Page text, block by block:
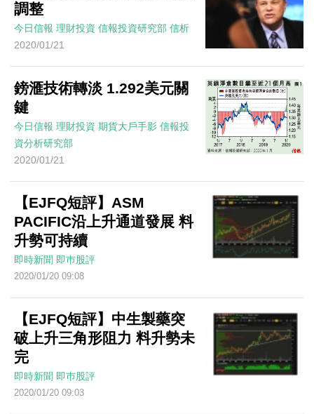
調整
今日信報 理財投資 信報投資研究部 信析
2020/01/21
鎊滙技術轉淡 1.292美元關
鍵
今日信報 理財投資 期貨大戶手影 信報投
資分析研究部
2020/01/21
【EJFQ短評】ASM
PACIFIC沿上升通道發展 料
升勢可持續
即時新聞 即巿股評
2020/01/20 09:08
【EJFQ短評】中生製藥突
破上升三角形阻力 料升勢未
完
即時新聞 即巿股評
2020/01/20 09:03